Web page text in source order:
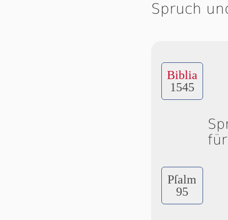
Spruch
Biblia
1545
Pſalm
95